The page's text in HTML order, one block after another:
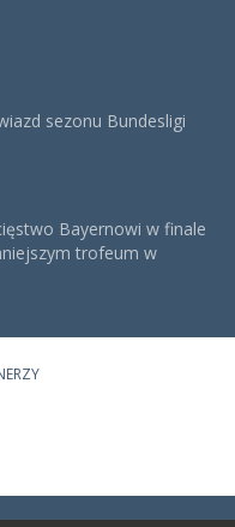
sezonu Bundesligi
Bayernowi w finale
trofeum w